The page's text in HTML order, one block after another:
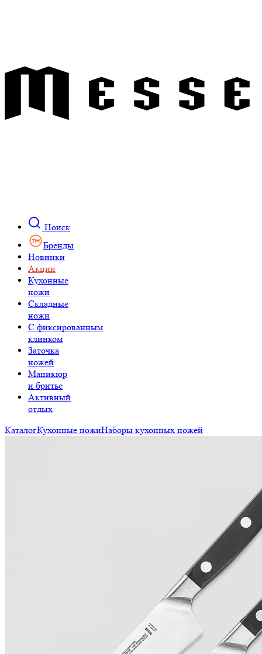
Поиск
Бренды
Новинки
Акции
Кухонные
ножи
Складные
ножи
C фиксированным
клинком
Заточка
ножей
Маникюр
и бритье
Активный
отдых
КаталогКухонные ножиНаборы кухонных ножей